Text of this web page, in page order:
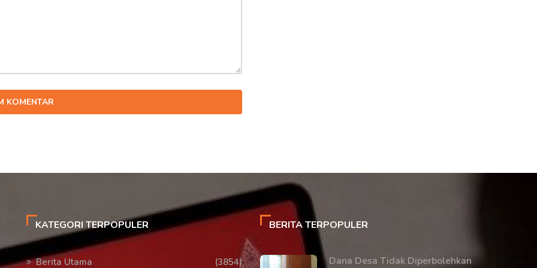
KOMENTAR
KATEGORI TERPOPULER
Berita Utama (3854)
BERITA TERPOPULER
Dana Desa Tidak Diperbolehkan